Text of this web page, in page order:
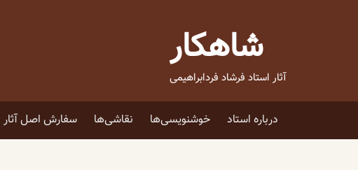
شاهکار
آثار استاد فرشاد فردابراهیمی
درباره استاد
خوشنویسی‌ها نقاشی‌ها سفارش اصل آثار